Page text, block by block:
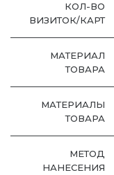
КОЛ-ВО
ВИЗИТОК/КАРТ
МАТЕРИАЛ
ТОВАРА
МАТЕРИАЛЫ
ТОВАРА
МЕТОД
НАНЕСЕНИЯ